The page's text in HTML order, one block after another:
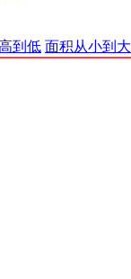
到低 面积从小到大